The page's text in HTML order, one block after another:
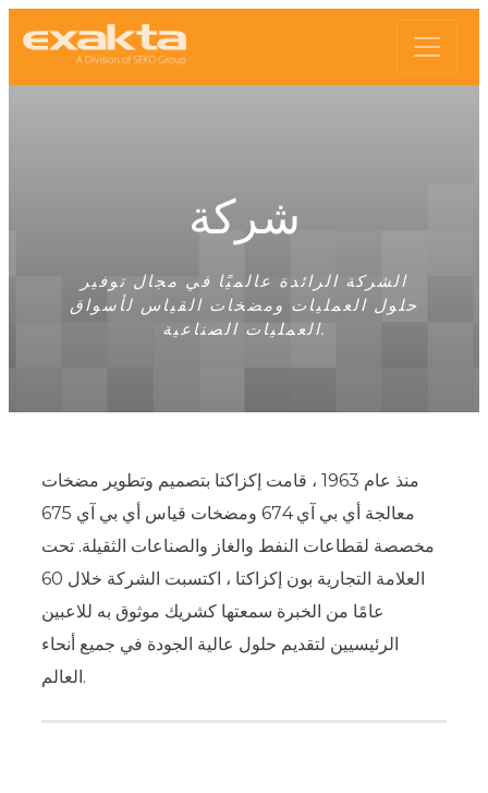
شركة
الشركة الرائدة عالميًا في مجال توفير
حلول العمليات ومضخات القياس لأسواق
العمليات الصناعية.
منذ عام 1963 ، قامت إكزاكتا بتصميم وتطوير مضخات
معالجة أي بي آي 674 ومضخات قياس أي بي آي 675
مخصصة لقطاعات النفط والغاز والصناعات الثقيلة. تحت
العلامة التجارية بون إكزاكتا ، اكتسبت الشركة خلال 60
عامًا من الخبرة سمعتها كشريك موثوق به للاعبين
الرئيسيين لتقديم حلول عالية الجودة في جميع أنحاء
العالم.